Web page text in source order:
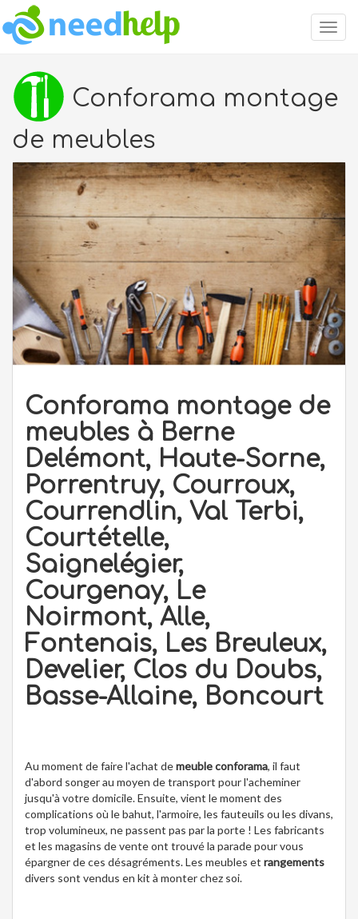
Conforama montage
de meubles
Conforama montage de
meubles à Berne
Delémont, Haute-Sorne,
Porrentruy, Courroux,
Courrendlin, Val Terbi,
Courtételle,
Saignelégier,
Courgenay, Le
Noirmont, Alle,
Fontenais, Les Breuleux,
Develier, Clos du Doubs,
Basse-Allaine, Boncourt
Au moment de faire l'achat demeuble conforama, il faut
d'abord songer au moyen de transport pour l'acheminer
jusqu'à votre domicile. Ensuite, vient le moment des
complications où le bahut, l'armoire, les fauteuils ou les divans,
trop volumineux, ne passent pas par la porte ! Les fabricants
et les magasins de vente ont trouvé la parade pour vous
épargner de ces désagréments. Les meubles et rangements
divers sont vendus en kit à monter chez soi.